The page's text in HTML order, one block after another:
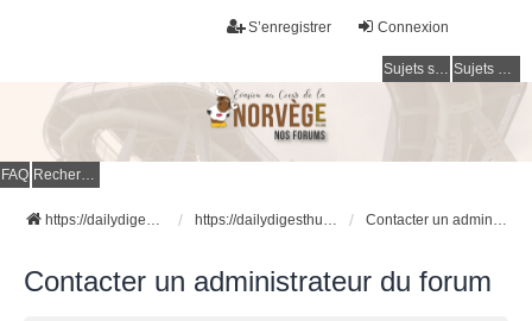
Connexion
S’enregistrer
Sujets sans réponse Sujets actifs
FAQ Rechercher
https://dailydigesthub.com https://dailydigesthub.com Contacter un administrateur du forum
Contacter un administrateur du forum